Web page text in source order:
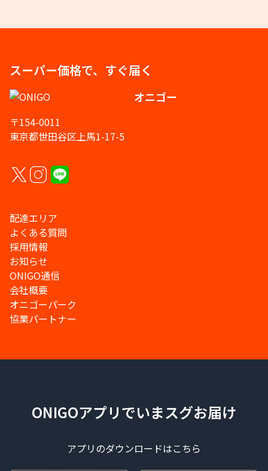
スーパー価格で、すぐ届く
オニゴー
〒154-0011
東京都世田谷区上馬1-17-5
配達エリア
よくある質問
採用情報
お知らせ
ONIGO通信
会社概要
オニゴーパーク
協業パートナー
ONIGOアプリでいまスグお届け
アプリのダウンロードはこちら